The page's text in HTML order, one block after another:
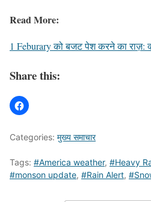
Read More:
1 Feburary को बजट पेश करने का राज़:
Share this:
Categories: मुख्य समाचार
Tags: #America weather, #Heavy
#monson update, #Rain Alert,